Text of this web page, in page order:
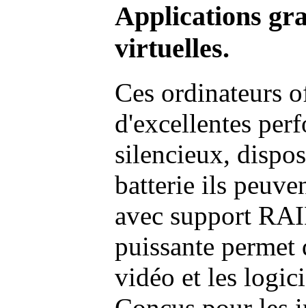
Applications
virtuelles.
Ces ordinateurs
d'excellentes
silencieux,
batterie ils
avec support
puissante permet
vidéo et les